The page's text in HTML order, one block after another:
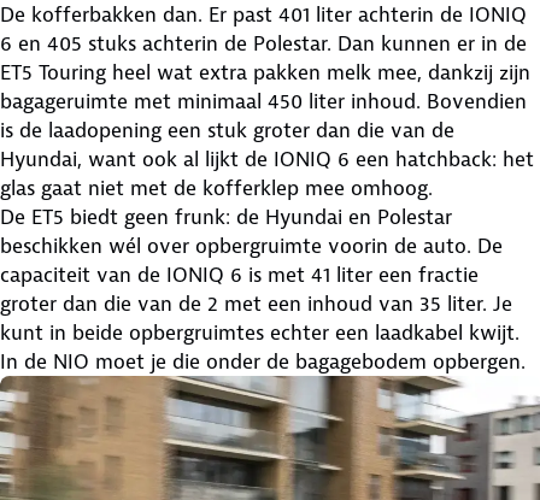
De kofferbakken dan. Er past 401 liter achterin de IONIQ
6 en 405 stuks achterin de Polestar. Dan kunnen er in de
ET5 Touring heel wat extra pakken melk mee, dankzij zijn
bagageruimte met minimaal 450 liter inhoud. Bovendien
is de laadopening een stuk groter dan die van de
Hyundai, want ook al lijkt de IONIQ 6 een hatchback: het
glas gaat niet met de kofferklep mee omhoog.
De ET5 biedt geen frunk: de Hyundai en Polestar
beschikken wél over opbergruimte voorin de auto. De
capaciteit van de IONIQ 6 is met 41 liter een fractie
groter dan die van de 2 met een inhoud van 35 liter. Je
kunt in beide opbergruimtes echter een laadkabel kwijt.
In de NIO moet je die onder de bagagebodem opbergen.